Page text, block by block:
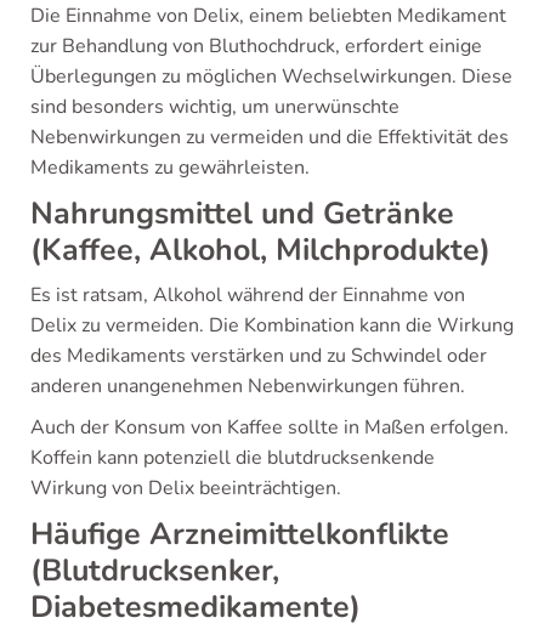
Die Einnahme von Delix, einem beliebten Medikament
zur Behandlung von Bluthochdruck, erfordert einige
Überlegungen zu möglichen Wechselwirkungen. Diese
sind besonders wichtig, um unerwünschte
Nebenwirkungen zu vermeiden und die Effektivität des
Medikaments zu gewährleisten.
Nahrungsmittel und Getränke
(Kaffee, Alkohol, Milchprodukte)
Es ist ratsam, Alkohol während der Einnahme von
Delix zu vermeiden. Die Kombination kann die Wirkung
des Medikaments verstärken und zu Schwindel oder
anderen unangenehmen Nebenwirkungen führen.
Auch der Konsum von Kaffee sollte in Maßen erfolgen.
Koffein kann potenziell die blutdrucksenkende
Wirkung von Delix beeinträchtigen.
Häufige Arzneimittelkonflikte
(Blutdrucksenker,
Diabetesmedikamente)